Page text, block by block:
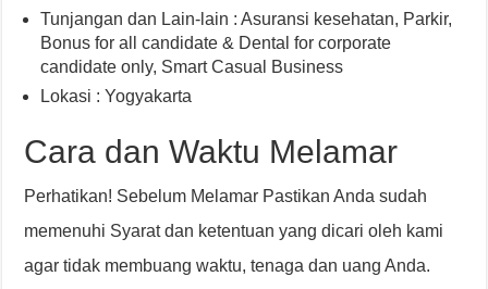
Tunjangan dan Lain-lain : Asuransi kesehatan, Parkir,
Bonus for all candidate & Dental for corporate
candidate only, Smart Casual Business
Lokasi : Yogyakarta
Cara dan Waktu Melamar
Perhatikan! Sebelum Melamar Pastikan Anda sudah
memenuhi Syarat dan ketentuan yang dicari oleh kami
agar tidak membuang waktu, tenaga dan uang Anda.